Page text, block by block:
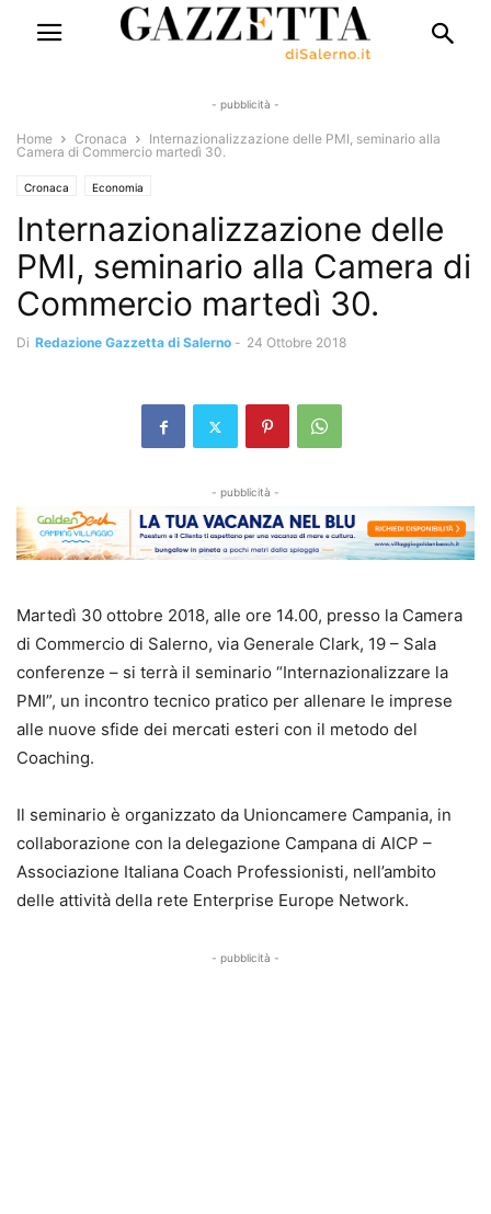
- pubblicità -
Home Cronaca
Internazionalizzazione delle PMI, seminario alla
Camera di Commercio martedì 30.
Cronaca Economia
Internazionalizzazione delle
PMI, seminario alla Camera di
Commercio martedì 30.
Di Redazione Gazzetta di Salerno - 24 Ottobre 2018
- pubblicità -
Martedì 30 ottobre 2018, alle ore 14.00, presso la Camera
di Commercio di Salerno, via Generale Clark, 19 – Sala
conferenze – si terrà il seminario “Internazionalizzare la
PMI”, un incontro tecnico pratico per allenare le imprese
alle nuove sfide dei mercati esteri con il metodo del
Coaching.
Il seminario è organizzato da Unioncamere Campania, in
collaborazione con la delegazione Campana di AICP –
Associazione Italiana Coach Professionisti, nell’ambito
delle attività della rete Enterprise Europe Network.
- pubblicità -